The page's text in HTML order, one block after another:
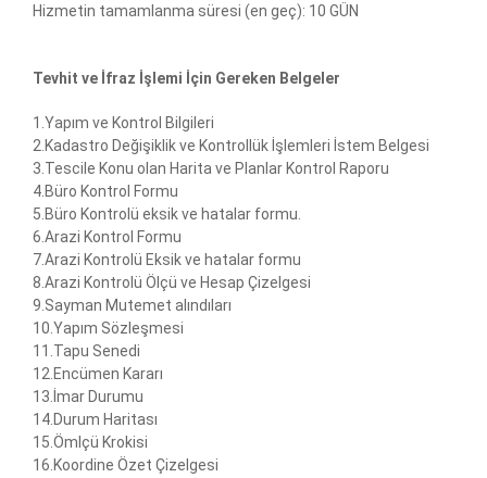
Hizmetin tamamlanma süresi (en geç): 10 GÜN
Tevhit ve İfraz İşlemi İçin Gereken Belgeler
1.Yapım ve Kontrol Bilgileri
2.Kadastro Değişiklik ve Kontrollük İşlemleri İstem Belgesi
3.Tescile Konu olan Harita ve Planlar Kontrol Raporu
4.Büro Kontrol Formu
5.Büro Kontrolü eksik ve hatalar formu.
6.Arazi Kontrol Formu
7.Arazi Kontrolü Eksik ve hatalar formu
8.Arazi Kontrolü Ölçü ve Hesap Çizelgesi
9.Sayman Mutemet alındıları
10.Yapım Sözleşmesi
11.Tapu Senedi
12.Encümen Kararı
13.İmar Durumu
14.Durum Haritası
15.Ömlçü Krokisi
16.Koordine Özet Çizelgesi